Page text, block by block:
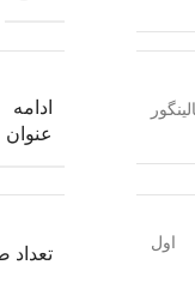
ادامه
عنوان
اول